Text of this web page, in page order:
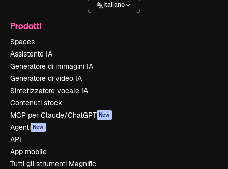
Italiano
Prodotti
Spaces
Assistente IA
Generatore di immagini IA
Generatore di video IA
Sintetizzatore vocale IA
Contenuti stock
MCP per Claude/ChatGPT New
Agenti New
API
App mobile
Tutti gli strumenti Magnific